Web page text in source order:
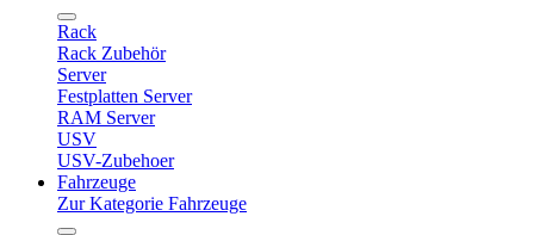
Rack
Rack Zubehör
Server
Festplatten Server
RAM Server
USV
USV-Zubehoer
Fahrzeuge
Zur Kategorie Fahrzeuge